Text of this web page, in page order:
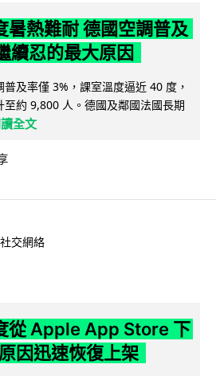
暑熱難耐 德國空調普及
續忍的最大原因
及率僅 3%，課室溫度逼近 40 度，
約 9,800 人。德國及鄰國法國長期
全文
社交網絡
從 Apple App Store 下
因迅速恢復上架